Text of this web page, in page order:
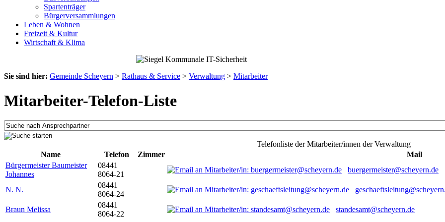
Spartenträger
Bürgerversammlungen
Leben & Wohnen
Freizeit & Kultur
Wirtschaft & Klima
Sie sind hier: Gemeinde Scheyern > Rathaus & Service > Verwaltung > Mitarbeiter
Mitarbeiter-Telefon-Liste
Telefonliste der Mitarbeiter/innen der Verwaltung
Name
Telefon Zimmer
Mail
Bürgermeister Baumeister
Johannes
08441
8064-21
buergermeister@scheyern.de
N. N.
08441
8064-24
Braun Melissa
08441
8064-22
standesamt@scheyern.de